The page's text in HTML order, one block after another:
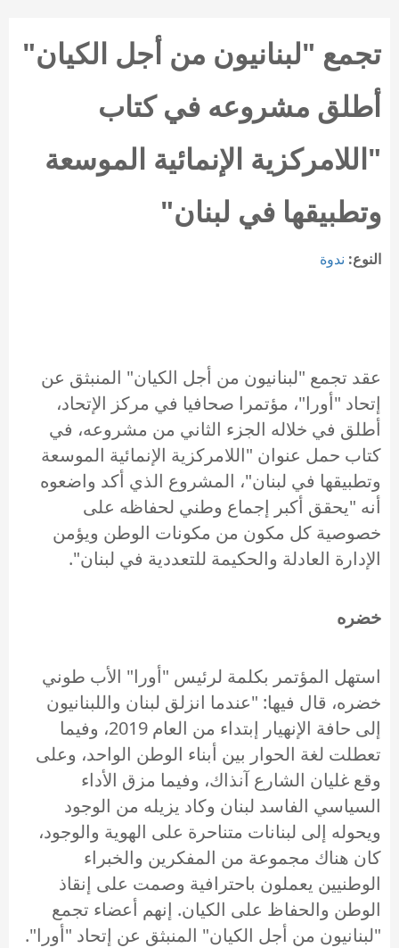
تجمع "لبنانيون من أجل الكيان"
أطلق مشروعه في كتاب
"اللامركزية الإنمائية الموسعة
وتطبيقها في لبنان"
النوع: ندوة
عقد تجمع "لبنانيون من أجل الكيان" المنبثق عن
إتحاد "أورا"، مؤتمرا صحافيا في مركز الإتحاد،
أطلق في خلاله الجزء الثاني من مشروعه، في
كتاب حمل عنوان "اللامركزية الإنمائية الموسعة
وتطبيقها في لبنان"، المشروع الذي أكد واضعوه
أنه "يحقق أكبر إجماع وطني لحفاظه على
خصوصية كل مكون من مكونات الوطن ويؤمن
الإدارة العادلة والحكيمة للتعددية في لبنان".
خضره
استهل المؤتمر بكلمة لرئيس "أورا" الأب طوني
خضره، قال فيها: "عندما انزلق لبنان واللبنانيون
إلى حافة الإنهيار إبتداء من العام 2019، وفيما
تعطلت لغة الحوار بين أبناء الوطن الواحد، وعلى
وقع غليان الشارع آنذاك، وفيما مزق الأداء
السياسي الفاسد لبنان وكاد يزيله من الوجود
ويحوله إلى لبنانات متناحرة على الهوية والوجود،
كان هناك مجموعة من المفكرين والخبراء
الوطنيين يعملون باحترافية وصمت على إنقاذ
الوطن والحفاظ على الكيان. إنهم أعضاء تجمع
"لبنانيون من أجل الكيان" المنبثق عن إتحاد "أورا".